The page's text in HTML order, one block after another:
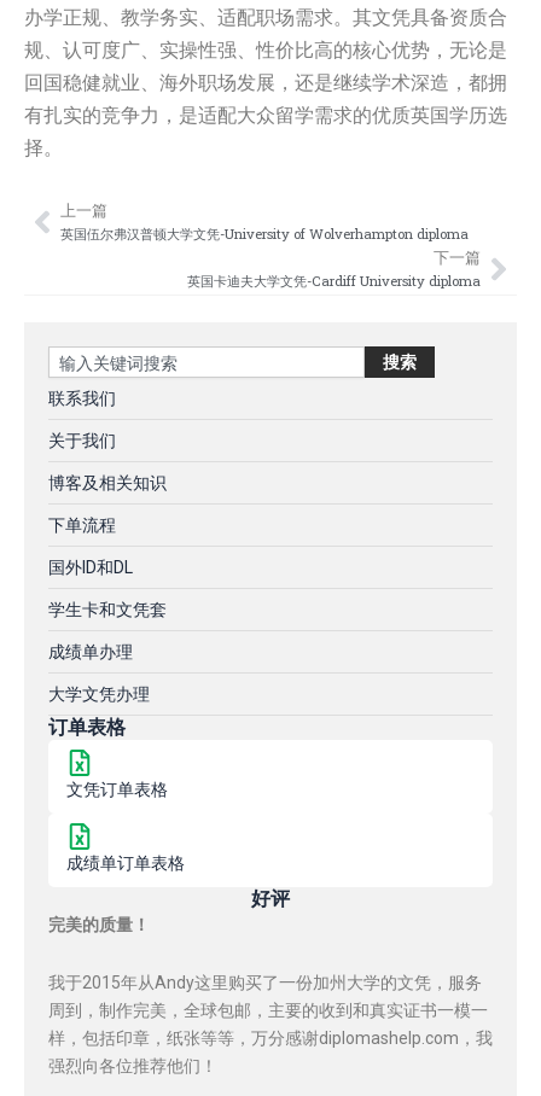
办学正规、教学务实、适配职场需求。其文凭具备资质合
规、认可度广、实操性强、性价比高的核心优势，无论是
回国稳健就业、海外职场发展，还是继续学术深造，都拥
有扎实的竞争力，是适配大众留学需求的优质英国学历选
择。
Prev
上一篇
英国伍尔弗汉普顿大学文凭-University of Wolverhampton diploma
下一篇
英国卡迪夫大学文凭-Cardiff University diploma
Search 搜索
联系我们
关于我们
博客及相关知识
下单流程
国外ID和DL
学生卡和文凭套
成绩单办理
大学文凭办理
订单表格
文凭订单表格
成绩单订单表格
好评
完美的质量！
我于2015年从Andy这里购买了一份加州大学的文凭，服务
周到，制作完美，全球包邮，主要的收到和真实证书一模一
样，包括印章，纸张等等，万分感谢diplomashelp.com，我
强烈向各位推荐他们！